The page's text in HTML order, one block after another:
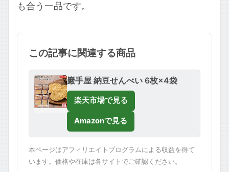
も合う一品です。
この記事に関連する商品
巖手屋 納豆せんべい 6枚×4袋
楽天市場で見る
Amazonで見る
本ページはアフィリエイトプログラムによる収益を得て
います。価格や在庫は各サイトでご確認ください。